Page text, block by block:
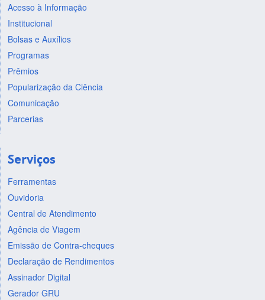
Acesso à Informação
Institucional
Bolsas e Auxílios
Programas
Prêmios
Popularização da Ciência
Comunicação
Parcerias
Serviços
Ferramentas
Ouvidoria
Central de Atendimento
Agência de Viagem
Emissão de Contra-cheques
Declaração de Rendimentos
Assinador Digital
Gerador GRU